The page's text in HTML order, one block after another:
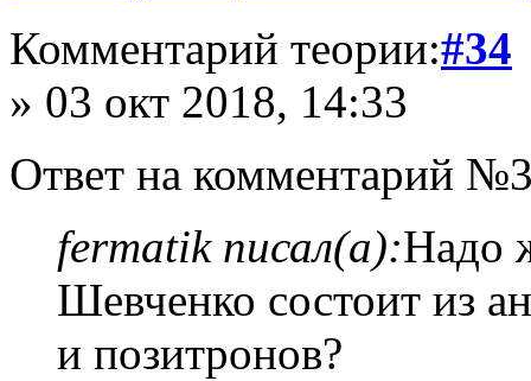
Комментарий теории:#34
» 03 окт 2018, 14:33
Ответ на комментарий
fermatik писал(а):Надо
Шевченко состоит из
и позитронов?